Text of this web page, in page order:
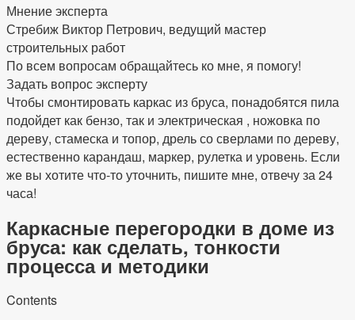
Мнение эксперта
Стребиж Виктор Петрович, ведущий мастер
строительных работ
По всем вопросам обращайтесь ко мне, я помогу!
Задать вопрос эксперту
Чтобы смонтировать каркас из бруса, понадобятся пила
подойдет как бензо, так и электрическая , ножовка по
дереву, стамеска и топор, дрель со сверлами по дереву,
естественно карандаш, маркер, рулетка и уровень. Если
же вы хотите что-то уточнить, пишите мне, отвечу за 24
часа!
Каркасные перегородки в доме из
бруса: как сделать, тонкости
процесса и методики
Contents